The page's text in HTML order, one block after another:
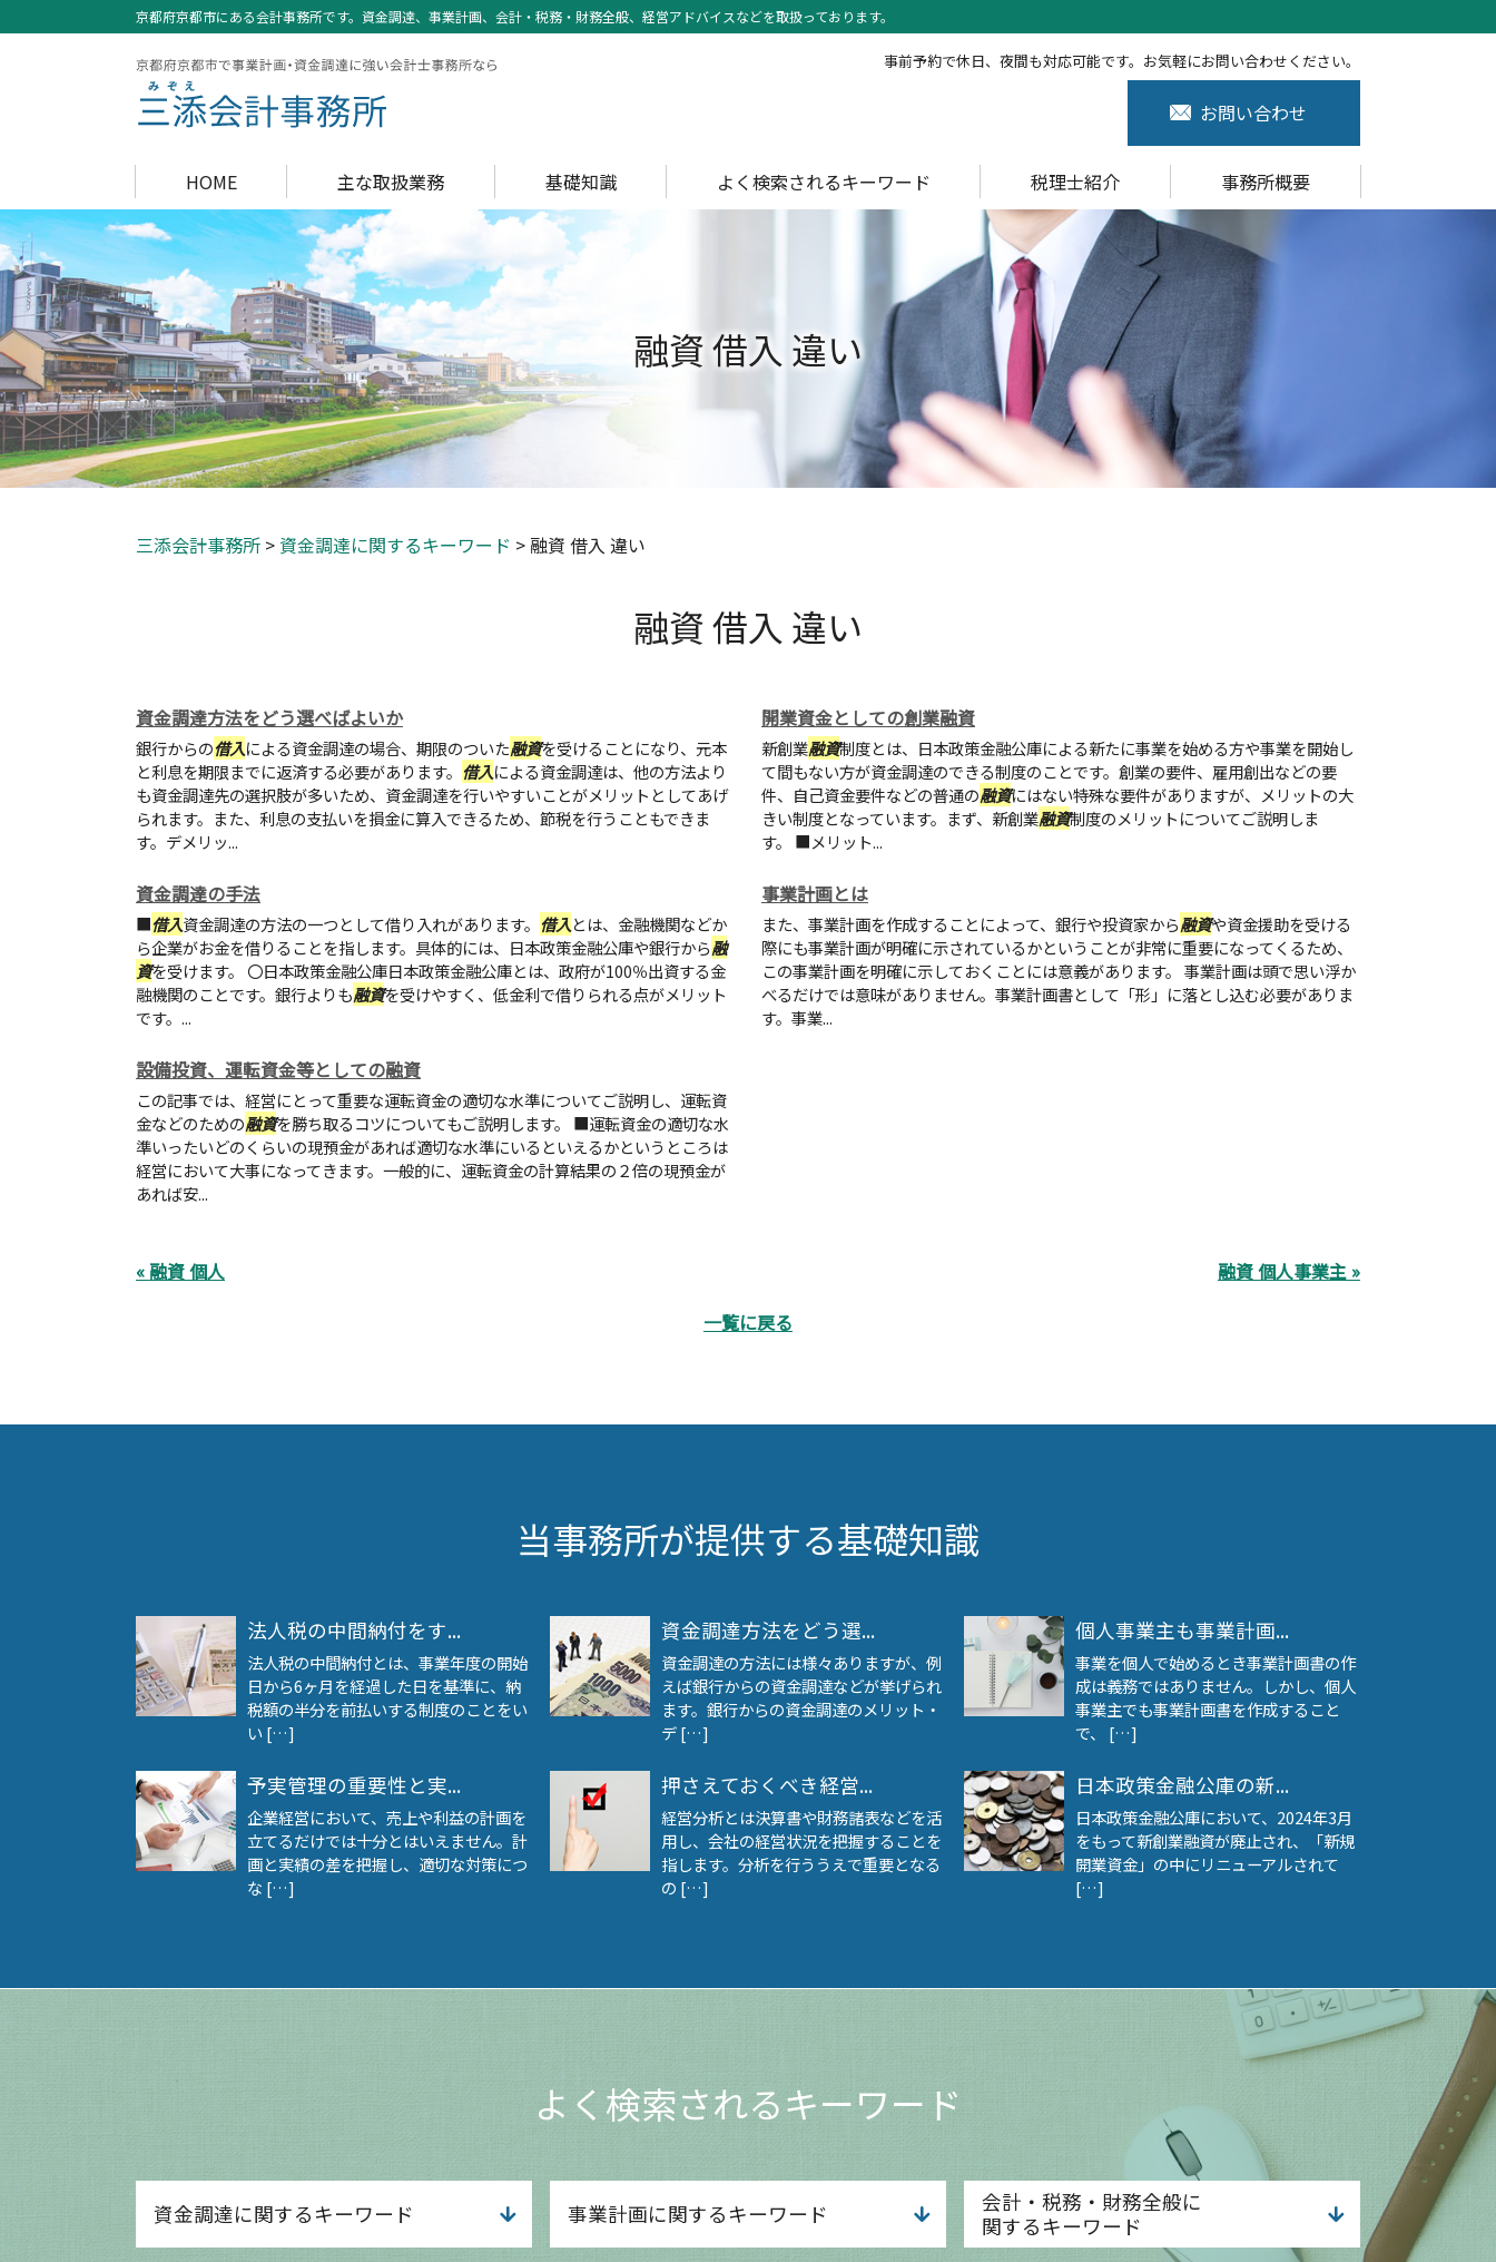
融資 借入 違い
京都府京都市にある会計事務所です。資金調達、事業計画、会計・税務・財務全般、経営アドバイスなどを取扱っております。
事前予約で休日、夜間も対応可能です。お気軽にお問い合わせください。
お問い合わせ
HOME 主な取扱業務 基礎知識 よく検索されるキーワード 税理士紹介 事務所概要
三添会計事務所 > 資金調達に関するキーワード > 融資 借入 違い
融資 借入 違い
資金調達方法をどう選べばよいか
銀行からの借入による資金調達の場合、期限のついた融資を受けることになり、元本
と利息を期限までに返済する必要があります。 借入による資金調達は、他の方法より
も資金調達先の選択肢が多いため、資金調達を行いやすいことがメリットとしてあげ
られます。また、利息の支払いを損金に算入できるため、節税を行うこともできま
す。デメリッ...
開業資金としての創業融資
新創業融資制度とは、日本政策金融公庫による新たに事業を始める方や事業を開始し
て間もない方が資金調達のできる制度のことです。創業の要件、雇用創出などの要
件、自己資金要件などの普通の融資にはない特殊な要件がありますが、メリットの大
きい制度となっています。まず、新創業融資制度のメリットについてご説明しま
す。 ■メリット...
資金調達の手法
■借入資金調達の方法の一つとして借り入れがあります。 借入とは、金融機関などか
ら企業がお金を借りることを指します。具体的には、日本政策金融公庫や銀行から融
資を受けます。 〇日本政策金融公庫日本政策金融公庫とは、政府が100％出資する金
融機関のことです。銀行よりも融資を受けやすく、低金利で借りられる点がメリット
です。...
事業計画とは
また、事業計画を作成することによって、銀行や投資家から融資や資金援助を受ける
際にも事業計画が明確に示されているかということが非常に重要になってくるため、
この事業計画を明確に示しておくことには意義があります。 事業計画は頭で思い浮か
べるだけでは意味がありません。事業計画書として「形」に落とし込む必要がありま
す。事業...
設備投資、運転資金等としての融資
この記事では、経営にとって重要な運転資金の適切な水準についてご説明し、運転資
金などのための融資を勝ち取るコツについてもご説明します。 ■運転資金の適切な水
準いったいどのくらいの現預金があれば適切な水準にいるといえるかというところは
経営において大事になってきます。一般的に、運転資金の計算結果の２倍の現預金が
あれば安...
« 融資 個人
融資 個人事業主 »
一覧に戻る
当事務所が提供する基礎知識
法人税の中間納付をす...
法人税の中間納付とは、事業年度の開始
日から6ヶ月を経過した日を基準に、納
税額の半分を前払いする制度のことをい
い […]
資金調達方法をどう選...
資金調達の方法には様々ありますが、例
えば銀行からの資金調達などが挙げられ
ます。銀行からの資金調達のメリット・
デ […]
個人事業主も事業計画...
事業を個人で始めるとき事業計画書の作
成は義務ではありません。しかし、個人
事業主でも事業計画書を作成すること
で、 […]
予実管理の重要性と実...
企業経営において、売上や利益の計画を
立てるだけでは十分とはいえません。計
画と実績の差を把握し、適切な対策につ
な […]
押さえておくべき経営...
経営分析とは決算書や財務諸表などを活
用し、会社の経営状況を把握することを
指します。分析を行ううえで重要となる
の […]
日本政策金融公庫の新...
日本政策金融公庫において、2024年3月
をもって新創業融資が廃止され、「新規
開業資金」の中にリニューアルされて
[…]
よく検索されるキーワード
資金調達に関するキーワード 事業計画に関するキーワード
会計・税務・財務全般に
関するキーワード